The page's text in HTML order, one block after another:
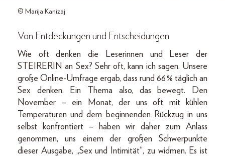
© Marija Kanizaj
Von Entdeckungen und Entscheidungen
Wie oft denken die Leserinnen und Leser der
STEIRERIN an Sex? Sehr oft, kann ich sagen. Unsere
große Online-Umfrage ergab, dass rund 66 % täglich an
Sex denken. Ein Thema also, das bewegt. Den
November – ein Monat, der uns oft mit kühlen
Temperaturen und dem beginnenden Rückzug in uns
selbst konfrontiert – haben wir daher zum Anlass
genommen, uns einem der großen Schwerpunkte
dieser Ausgabe, „Sex und Intimität“, zu widmen. Es ist